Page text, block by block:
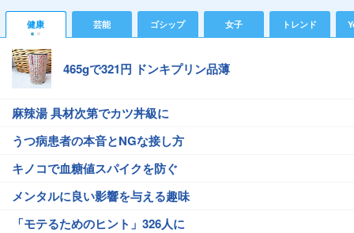
健康 芸能 ゴシップ 女子 トレンド
465gで321円 ドンキプリン品薄
麻辣湯 具材次第でカツ丼級に
うつ病患者の本音とNGな接し方
キノコで血糖値スパイクを防ぐ
メンタルに良い影響を与える趣味
「モテるためのヒント」326人に